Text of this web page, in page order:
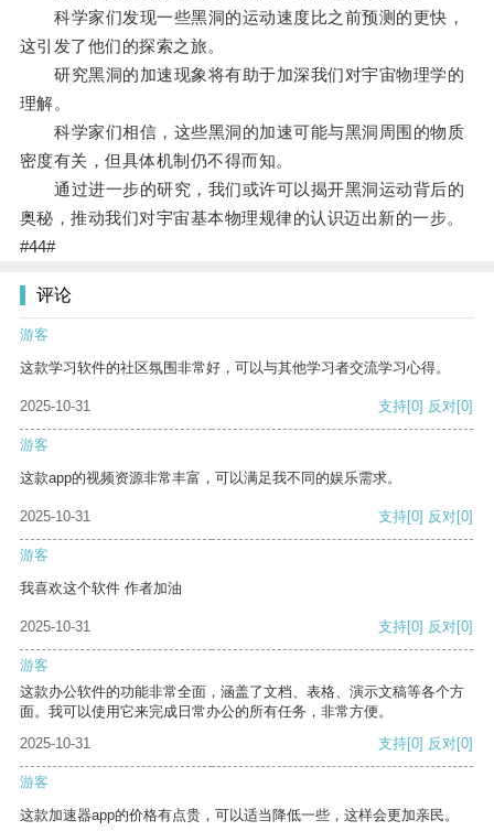
科学家们发现一些黑洞的运动速度比之前预测的更快，
这引发了他们的探索之旅。
研究黑洞的加速现象将有助于加深我们对宇宙物理学的
理解。
科学家们相信，这些黑洞的加速可能与黑洞周围的物质
密度有关，但具体机制仍不得而知。
通过进一步的研究，我们或许可以揭开黑洞运动背后的
奥秘，推动我们对宇宙基本物理规律的认识迈出新的一步。
#44#
评论
游客
这款学习软件的社区氛围非常好，可以与其他学习者交流学习心得。
2025-10-31 支持[0] 反对[0]
游客
这款app的视频资源非常丰富，可以满足我不同的娱乐需求。
2025-10-31 支持[0] 反对[0]
游客
我喜欢这个软件 作者加油
2025-10-31 支持[0] 反对[0]
游客
这款办公软件的功能非常全面，涵盖了文档、表格、演示文稿等各个方
面。我可以使用它来完成日常办公的所有任务，非常方便。
2025-10-31
支持[0] 反对[0]
游客
这款加速器app的价格有点贵，可以适当降低一些，这样会更加亲民。